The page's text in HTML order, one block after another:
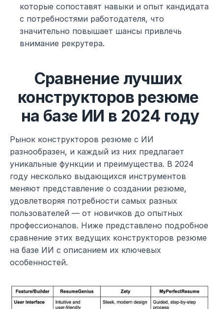
которые сопоставят навыки и опыт кандидата
с потребностями работодателя, что
значительно повышает шансы привлечь
внимание рекрутера.
Сравнение лучших
конструкторов резюме
на базе ИИ в 2024 году
Рынок конструкторов резюме с ИИ
разнообразен, и каждый из них предлагает
уникальные функции и преимущества. В 2024
году несколько выдающихся инструментов
меняют представление о создании резюме,
удовлетворяя потребности самых разных
пользователей — от новичков до опытных
профессионалов. Ниже представлено подробное
сравнение этих ведущих конструкторов резюме
на базе ИИ с описанием их ключевых
особенностей.